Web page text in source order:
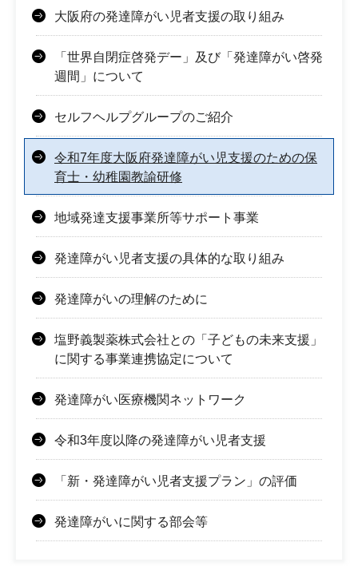
大阪府の発達障がい児者支援の取り組み
「世界自閉症啓発デー」及び「発達障がい啓発
週間」について
セルフヘルプグループのご紹介
令和7年度大阪府発達障がい児支援のための保
育士・幼稚園教諭研修
地域発達支援事業所等サポート事業
発達障がい児者支援の具体的な取り組み
発達障がいの理解のために
塩野義製薬株式会社との「子どもの未来支援」
に関する事業連携協定について
発達障がい医療機関ネットワーク
令和3年度以降の発達障がい児者支援
「新・発達障がい児者支援プラン」の評価
発達障がいに関する部会等